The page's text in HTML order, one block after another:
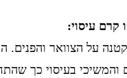
קרם עיסוי:
על הצוואר והפנים.